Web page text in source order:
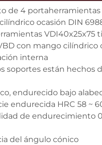
de 4
ocasión DIN
VDI40x25x75
con mango cilíndrico
interna
soportes están hechos
endurecido bajo
endurecida HRC 58 ~
de endurecimiento
del ángulo cónico